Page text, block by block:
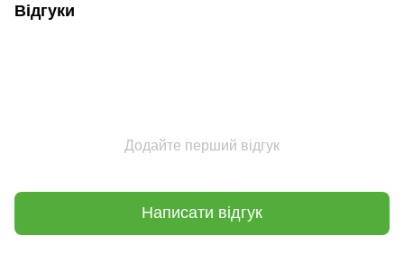
Відгуки
Додайте перший відгук
Написати відгук